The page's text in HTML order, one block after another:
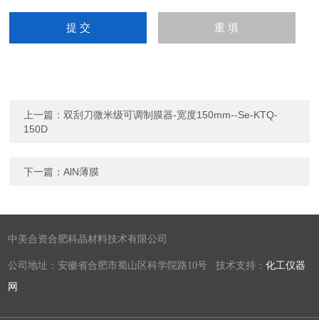
上一篇：双刮刀微米级可调制膜器-宽度150mm--Se-KTQ-
150D
下一篇：AlN薄膜
中美合资合肥科晶材料技术有限公司
公司地址：安徽省合肥市蜀山区科学院路10号 技术支持：化工仪器
网